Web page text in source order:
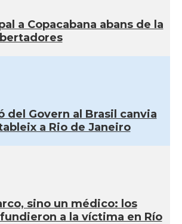
a Copacabana abans de la
del Govern al Brasil canvia
a Rio de Janeiro
sino un médico: los
a la ví­ctima en Rí­o